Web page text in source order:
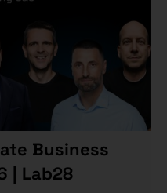
Business
| Lab28